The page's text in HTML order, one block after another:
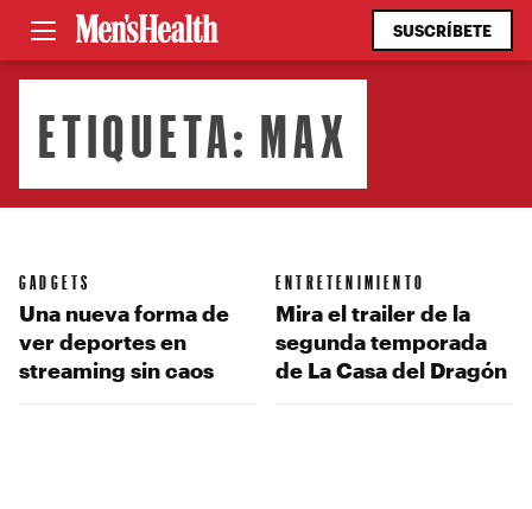
SUSCRÍBETE
ETIQUETA: MAX
GADGETS
Una nueva forma de
ver deportes en
streaming sin caos
ENTRETENIMIENTO
Mira el trailer de la
segunda temporada
de La Casa del Dragón